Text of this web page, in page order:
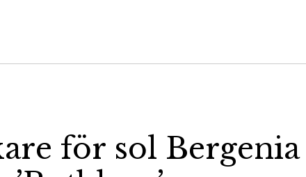
för sol Bergenia